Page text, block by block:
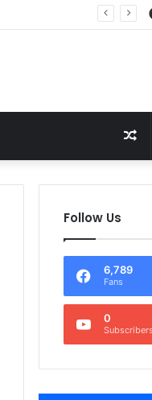
Follow Us
6,789
Fans
0
Subscribers